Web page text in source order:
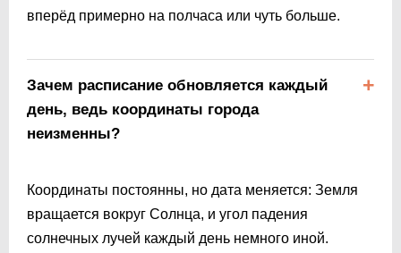
вперёд примерно на полчаса или чуть больше.
Зачем расписание обновляется каждый
день, ведь координаты города
неизменны?
Координаты постоянны, но дата меняется: Земля
вращается вокруг Солнца, и угол падения
солнечных лучей каждый день немного иной.